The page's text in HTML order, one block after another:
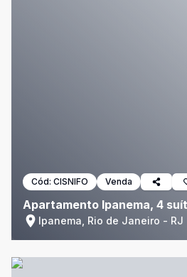
Cód: CISNIFO Venda
Apartamento Ipanema, 4
Ipanema, Rio de Janeiro - RJ